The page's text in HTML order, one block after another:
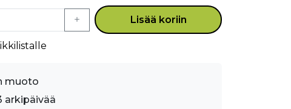
Lisää koriin
muoto
arkipäivää